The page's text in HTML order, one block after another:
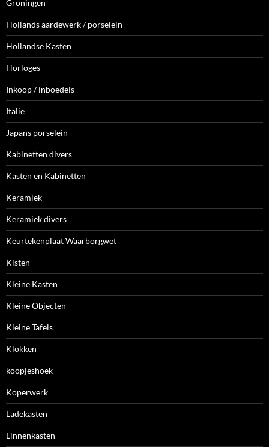
Groningen
Hollands aardewerk / porselein
Hollandse Kasten
Horloges
Inkoop / inboedels
Italie
Japans porselein
Kabinetten divers
Kasten en Kabinetten
Keramiek
Keramiek divers
Keurtekenplaat Waarborgwet
Kisten
Kleine Kasten
Kleine Objecten
Kleine Tafels
Klokken
koopjeshoek
Koperwerk
Ladekasten
Linnenkasten